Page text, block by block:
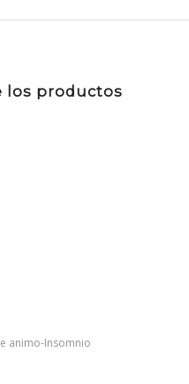
los productos
animo-Insomnio